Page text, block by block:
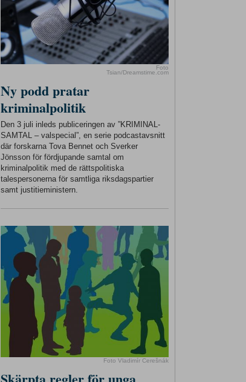
Foto
Tsian/Dreamstime.com
Ny podd pratar
kriminalpolitik
Den 3 juli inleds publiceringen av ”KRIMINAL-
SAMTAL – valspecial”, en serie podcastavsnitt
där forskarna Tova Bennet och Sverker
Jönsson för fördjupande samtal om
kriminalpolitik med de rättspolitiska
talespersonerna för samtliga riksdagspartier
samt justitieministern.
Foto Vladimír Cerešnák